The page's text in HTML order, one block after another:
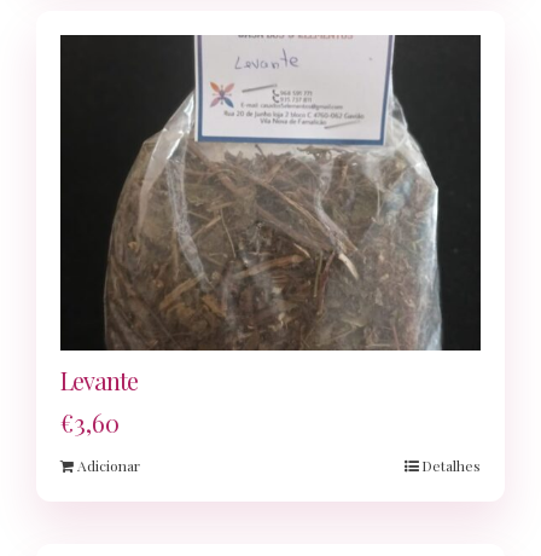
Levante
€3,60
Adicionar Detalhes